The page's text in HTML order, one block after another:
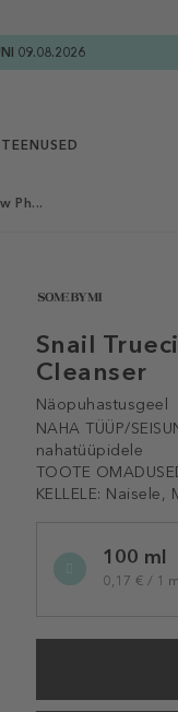
09.08.2026
Ph...
Snail
Cleanser
Näopuhastusgeel
NAHA TÜÜP/
nahatüüpidele
TOOTE
KELLELE: Naisele,
variation100 ml
0,17 € / 1